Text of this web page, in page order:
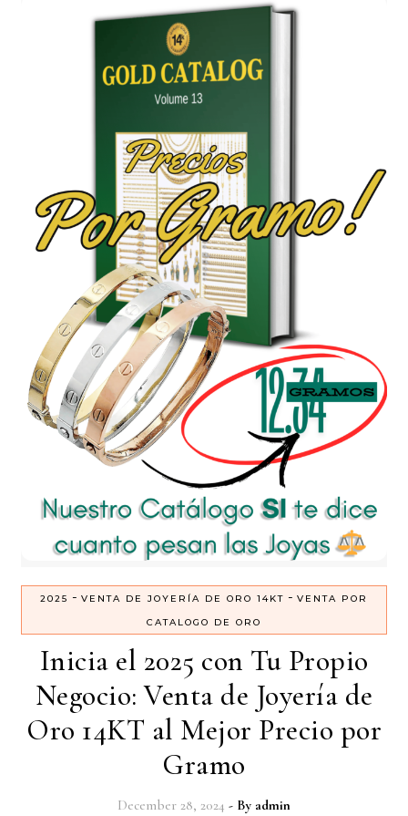
2025 - VENTA DE JOYERÍA DE ORO 14KT - VENTA POR
CATALOGO DE ORO
Inicia el 2025 con Tu Propio
Negocio: Venta de Joyería de
Oro 14KT al Mejor Precio por
Gramo
December 28, 2024 - By admin